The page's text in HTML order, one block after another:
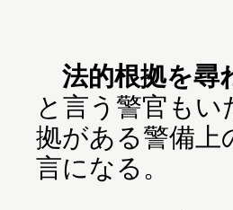
法的根拠を尋
と言う警官も
拠がある警備上
言になる。